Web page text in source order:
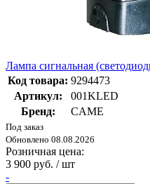
Лампа сигнальная
Код товара: 9294473
Артикул:
001KLED
Бренд:
CAME
Под заказ
Обновлено 08.08.2026
Розничная цена:
3 900 руб. / шт
-